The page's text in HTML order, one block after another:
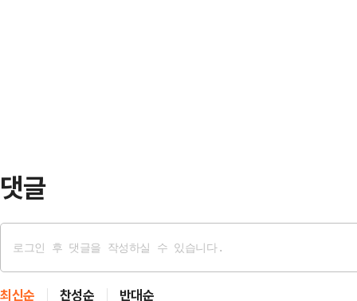
댓글
최신순 찬성순 반대순